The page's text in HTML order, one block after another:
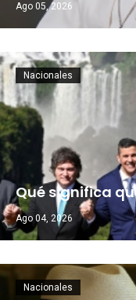
Ago 05, 2026
Qué significa
Ago 04, 2026
Nacionales
Nacionales